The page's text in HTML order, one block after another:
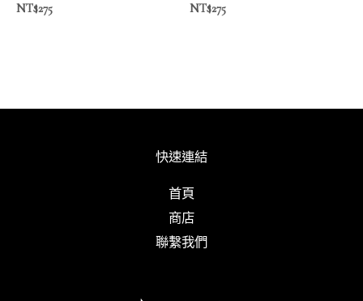
NT$275 NT$275
快速連結
首頁
商店
聯繫我們